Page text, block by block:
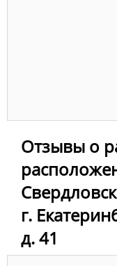
Отзывы о
г.
д. 41